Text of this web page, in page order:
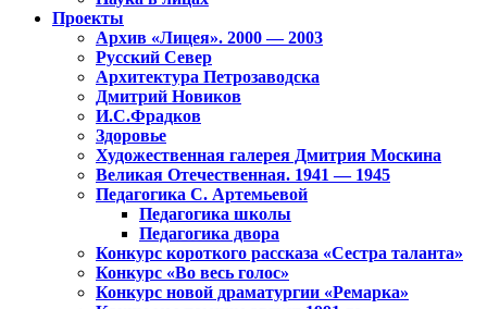
Проекты
Архив «Лицея». 2000 — 2003
Русский Север
Архитектура Петрозаводска
Дмитрий Новиков
И.С.Фрадков
Здоровье
Художественная галерея Дмитрия Москина
Великая Отечественная. 1941 — 1945
Педагогика С. Артемьевой
Педагогика школы
Педагогика двора
Конкурс короткого рассказа «Сестра таланта»
Конкурс «Во весь голос»
Конкурс новой драматургии «Ремарка»